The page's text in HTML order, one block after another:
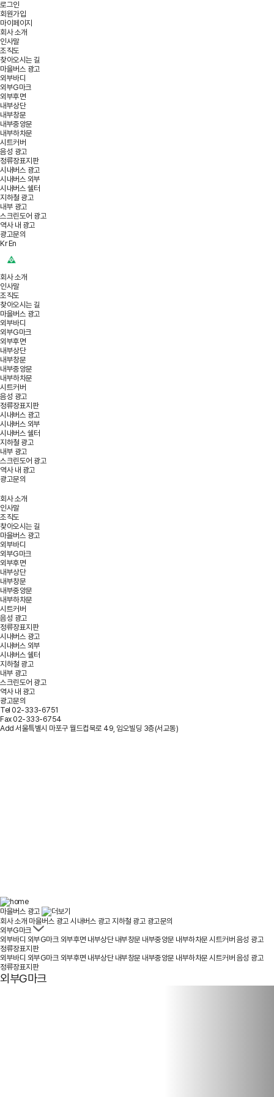
로그인
회원가입
마이페이지
회사 소개
인사말
조직도
찾아오시는 길
마을버스 광고
외부바디
외부G마크
외부후면
내부상단
내부창문
내부중앙문
내부하차문
시트커버
음성 광고
정류장표지판
시내버스 광고
시내버스 외부
시내버스 쉘터
지하철 광고
내부 광고
스크린도어 광고
역사 내 광고
광고문의
Kr En
회사 소개
인사말
조직도
찾아오시는 길
마을버스 광고
외부바디
외부G마크
외부후면
내부상단
내부창문
내부중앙문
내부하차문
시트커버
음성 광고
정류장표지판
시내버스 광고
시내버스 외부
시내버스 쉘터
지하철 광고
내부 광고
스크린도어 광고
역사 내 광고
광고문의
회사 소개
인사말
조직도
찾아오시는 길
마을버스 광고
외부바디
외부G마크
외부후면
내부상단
내부창문
내부중앙문
내부하차문
시트커버
음성 광고
정류장표지판
시내버스 광고
시내버스 외부
시내버스 쉘터
지하철 광고
내부 광고
스크린도어 광고
역사 내 광고
광고문의
Tel 02-333-6751
Fax 02-333-6754
Add 서울특별시 마포구 월드컵북로 49, 임오빌딩 3층(서교동)
마을버스 광고
회사 소개 마을버스 광고 시내버스 광고 지하철 광고 광고문의
외부G마크
외부바디 외부G마크 외부후면 내부상단 내부창문 내부중앙문 내부하차문 시트커버 음성 광고
정류장표지판
외부바디 외부G마크 외부후면 내부상단 내부창문 내부중앙문 내부하차문 시트커버 음성 광고
정류장표지판
외부G마크